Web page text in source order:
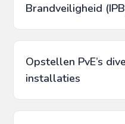
Brandveiligheid
Opstellen PvE’s
installaties